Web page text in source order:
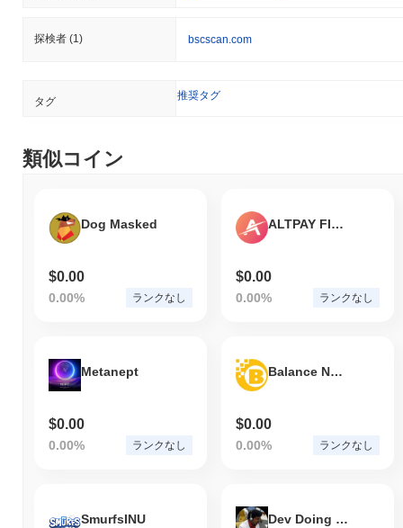
探検者 (1) bscscan.com
タグ 推奨タグ
類似コイン
Dog Masked
$0.00
0.00% ランクなし
ALTPAY FINANCE
$0.00
0.00% ランクなし
Metanept
$0.00
0.00% ランクなし
Balance Network
$0.00
0.00% ランクなし
SmurfsINU Dev Doing Something